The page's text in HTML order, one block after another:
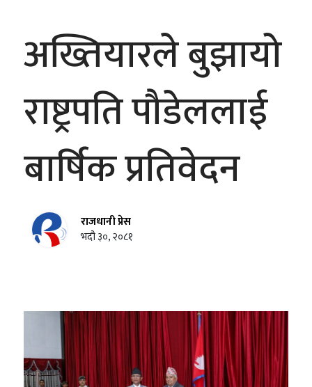
अख्तियारले बुझायो
राष्ट्रपति पौडेललाई
बार्षिक प्रतिवेदन
राजधानी प्रेस
भदौ ३०, २०८१